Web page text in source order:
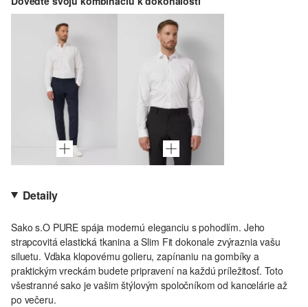
Detaily
Sako s.O PURE spája modernú eleganciu s pohodlím. Jeho
strapcovitá elastická tkanina a Slim Fit dokonale zvýraznia vašu
siluetu. Vďaka klopovému golieru, zapínaniu na gombíky a
praktickým vreckám budete pripravení na každú príležitosť. Toto
všestranné sako je vašim štýlovým spoločníkom od kancelárie až
po večeru.